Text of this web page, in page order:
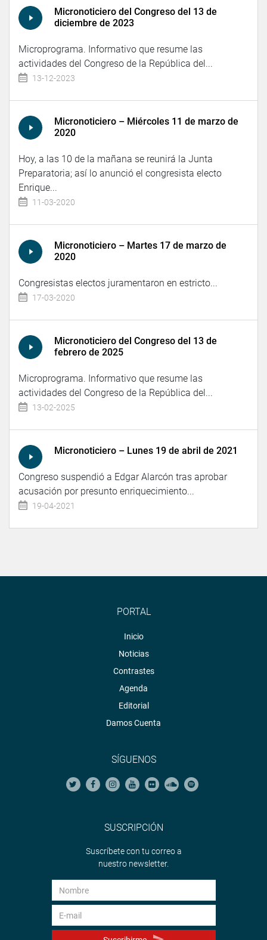
Micronoticiero del Congreso del 13 de
diciembre de 2023
Microprograma. Informativo que resume las
actividades del Congreso de la República del...
13-12-2023
Micronoticiero – Miércoles 11 de marzo de
2020
Hoy, a las 10 de la mañana se reunirá la Junta
Preparatoria; así lo anunció el congresista electo
Enrique...
11-03-2020
Micronoticiero – Martes 17 de marzo de
2020
Congresistas electos juramentaron en estricto...
17-03-2020
Micronoticiero del Congreso del 13 de
febrero de 2025
Microprograma. Informativo que resume las
actividades del Congreso de la República del...
13-02-2025
Micronoticiero – Lunes 19 de abril de 2021
Congreso suspendió a Edgar Alarcón tras aprobar
acusación por presunto enriquecimiento...
19-04-2021
PORTAL
Inicio
Noticias
Contrastes
Agenda
Editorial
Damos Cuenta
SÍGUENOS
SUSCRIPCIÓN
Suscríbete con tu correo a
nuestro newsletter.